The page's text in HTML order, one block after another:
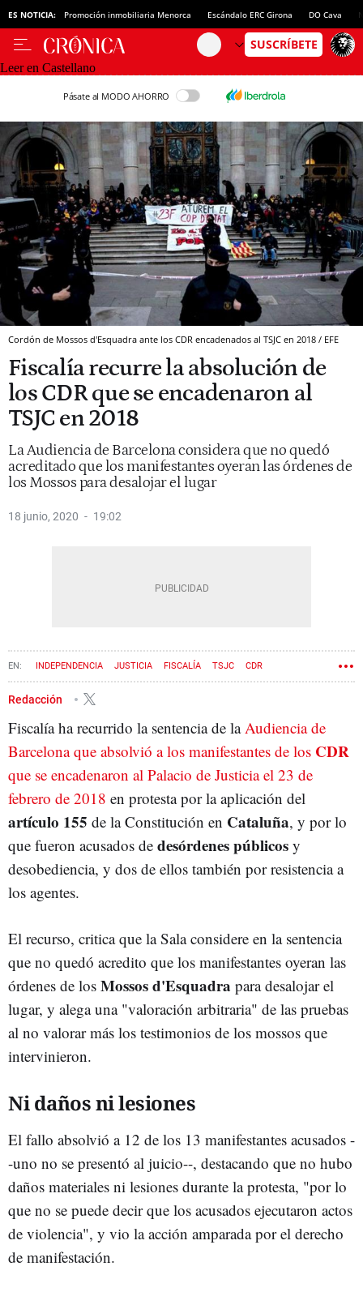
ES NOTICIA: Promoción inmobiliaria Menorca Escándalo ERC Girona DO Cava
Leer en Castellano
Pásate al MODO AHORRO
Cordón de Mossos d'Esquadra ante los CDR encadenados al TSJC en 2018 / EFE
Fiscalía recurre la absolución de
los CDR que se encadenaron al
TSJC en 2018
La Audiencia de Barcelona considera que no quedó
acreditado que los manifestantes oyeran las órdenes de
los Mossos para desalojar el lugar
18 junio, 2020 19:02
INDEPENDENCIA JUSTICIA FISCALÍA TSJC CDR
Redacción
Fiscalía ha recurrido la sentencia de laAudiencia de
Barcelona que absolvió a los manifestantes de los CDR
que se encadenaron al Palacio de Justicia el 23 de
febrero de 2018 en protesta por la aplicación del
artículo 155 de la Constitución en Cataluña, y por lo
que fueron acusados de desórdenes públicos y
desobediencia, y dos de ellos también por resistencia a
los agentes.
El recurso, critica que la Sala considere en la sentencia
que no quedó acredito que los manifestantes oyeran las
órdenes de los Mossos d'Esquadra para desalojar el
lugar, y alega una "valoración arbitraria" de las pruebas
al no valorar más los testimonios de los mossos que
intervinieron.
Ni daños ni lesiones
El fallo absolvió a 12 de los 13 manifestantes acusados -
-uno no se presentó al juicio--, destacando que no hubo
daños materiales ni lesiones durante la protesta, "por lo
que no se puede decir que los acusados ejecutaron actos
de violencia", y vio la acción amparada por el derecho
de manifestación.